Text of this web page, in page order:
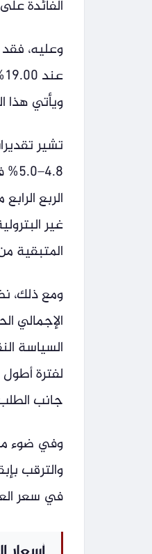
الفائدة
وعليه، فقد
ويأتي هذا
تشير
غير
المتبقية من
ومع ذلك،
لفترة
جانب
وفي ضوء ما
والترقب
في سعر